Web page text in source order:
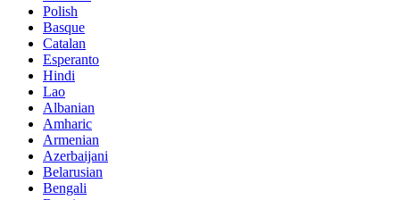
Polish
Basque
Catalan
Esperanto
Hindi
Lao
Albanian
Amharic
Armenian
Azerbaijani
Belarusian
Bengali